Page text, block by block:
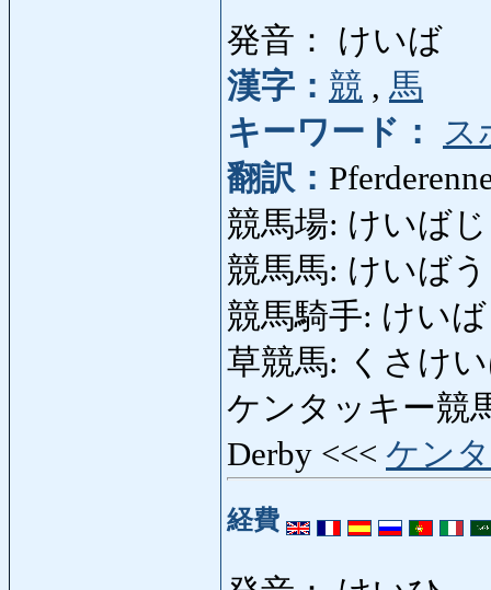
発音： けいば
漢字： 競 , 馬
キーワード：
ス
翻訳：
競馬場: けいばじ
競馬馬: けいば
競馬騎手: けい
草競馬: くさけい
ケンタッキー競
Derby <<< ケン
経費